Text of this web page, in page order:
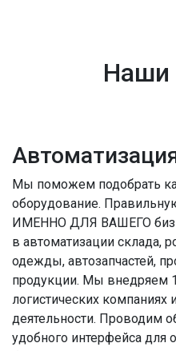
Наши
Мы поможем подобрать
оборудование.
ИМЕННО ДЛЯ ВАШЕГО
в автоматизации склада,
одежды, автозапчастей,
продукции. Мы внедряем
логистических компаниях
деятельности. Проводим
удобного интерфейса для